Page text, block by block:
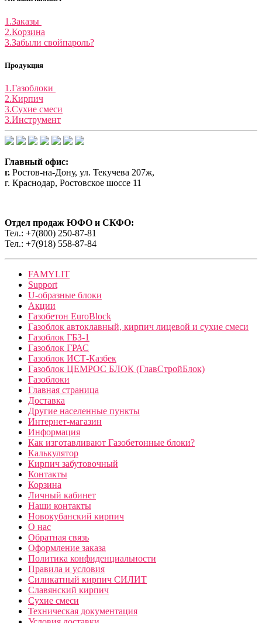
1.Заказы
2.Корзина
3.Забыли свойпароль?
Продукция
1.Газоблоки
2.Кирпич
3.Сухие смеси
3.Инструмент
Главный офис:
г. Ростов-на-Дону, ул. Текучева 207ж,
г. Краснодар, Ростовское шоссе 11
Отдел продаж ЮФО и СКФО:
Тел.: +7(800) 250-87-81
Тел.: +7(918) 558-87-84
FAMYLIT
Support
U-образные блоки
Акции
Газобетон EuroBlock
Газоблок автоклавный, кирпич лицевой и сухие смеси
Газоблок ГБЗ-1
Газоблок ГРАС
Газоблок ИСТ-Казбек
Газоблок ЦЕМРОС БЛОК (ГлавСтройБлок)
Газоблоки
Главная страница
Доставка
Другие населенные пункты
Интернет-магазин
Информация
Как изготавливают Газобетонные блоки?
Калькулятор
Кирпич забутовочный
Контакты
Корзина
Личный кабинет
Наши контакты
Новокубанский кирпич
О нас
Обратная связь
Оформление заказа
Политика конфиденциальности
Правила и условия
Силикатный кирпич СИЛИТ
Славянский кирпич
Сухие смеси
Техническая документация